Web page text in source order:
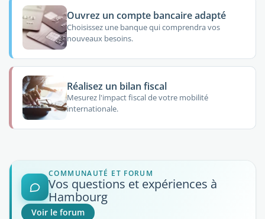
Ouvrez un compte bancaire adapté
Choisissez une banque qui comprendra vos
nouveaux besoins.
Réalisez un bilan fiscal
Mesurez l'impact fiscal de votre mobilité
internationale.
COMMUNAUTÉ ET FORUM
Vos questions et expériences à
Hambourg
Voir le forum